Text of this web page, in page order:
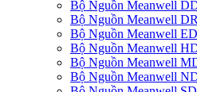
Bộ Nguồn Meanwell
Bộ Nguồn Meanwell DR
Bộ Nguồn Meanwell
Bộ Nguồn Meanwell
Bộ Nguồn Meanwell
Bộ Nguồn Meanwell